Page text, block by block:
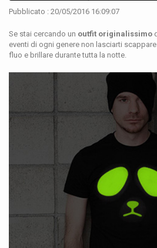
Pubblicato : 20/05/2016 16:09:07
Se stai cercando un outfit originalissimo
eventi di ogni genere non lasciarti
fluo e brillare durante tutta la notte.